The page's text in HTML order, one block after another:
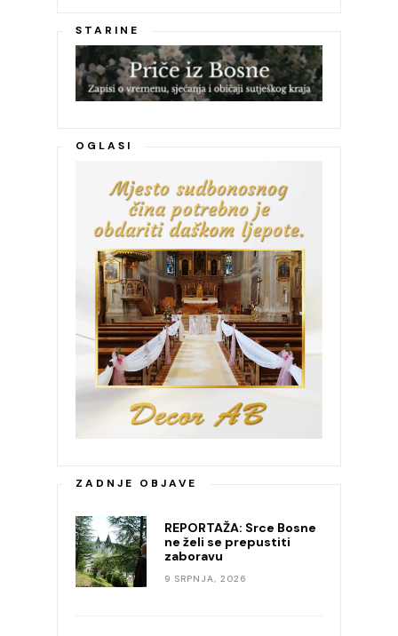
STARINE
OGLASI
ZADNJE OBJAVE
REPORTAŽA: Srce Bosne
ne želi se prepustiti
zaboravu
9 SRPNJA, 2026